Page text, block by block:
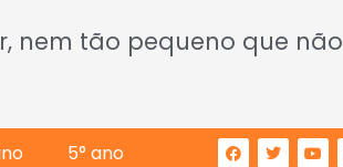
nem tão pequeno que não
5° ano